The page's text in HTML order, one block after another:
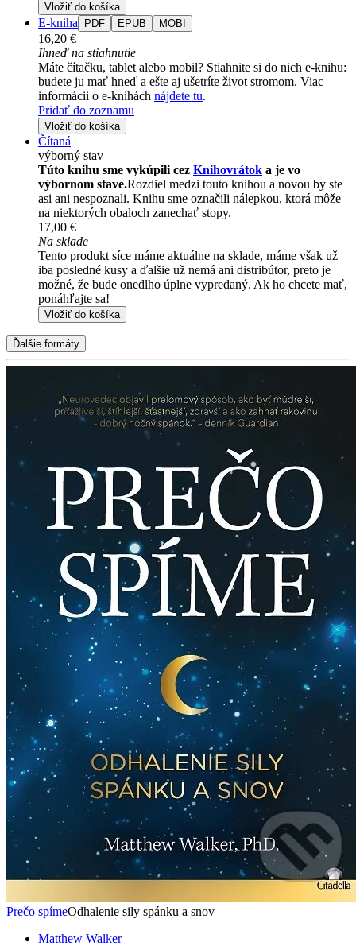
Vložiť do košíka
E-kniha PDF EPUB MOBI
16,20 €
Ihneď na stiahnutie
Máte čítačku, tablet alebo mobil? Stiahnite si do nich e-knihu:
budete ju mať hneď a ešte aj ušetríte život stromom. Viac
informácii o e-knihách nájdete tu.
Pridať do zoznamu
Vložiť do košíka
Čítaná
výborný stav
Túto knihu sme vykúpili cez Knihovrátok a je vo
výbornom stave.Rozdiel medzi touto knihou a novou by ste
asi ani nespoznali. Knihu sme označili nálepkou, ktorá môže
na niektorých obaloch zanechať stopy.
17,00 €
Na sklade
Tento produkt síce máme aktuálne na sklade, máme však už
iba posledné kusy a ďalšie už nemá ani distribútor, preto je
možné, že bude onedlho úplne vypredaný. Ak ho chcete mať,
ponáhľajte sa!
Vložiť do košíka
Ďalšie formáty
Prečo spímeOdhalenie sily spánku a snov
Matthew Walker